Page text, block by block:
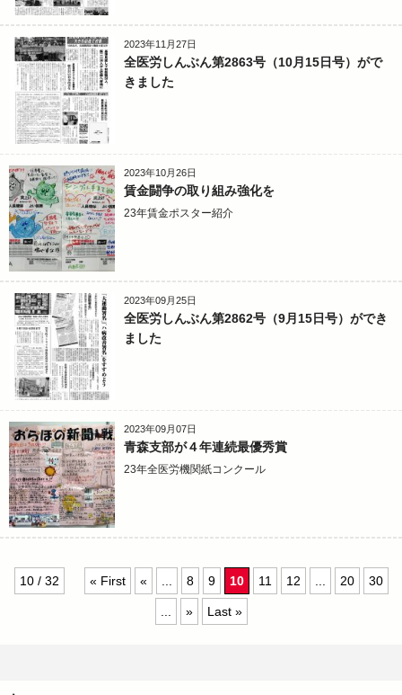
2023年11月27日
全医労しんぶん第2863号（10月15日号）がで
きました
2023年10月26日
賃金闘争の取り組み強化を
23年賃金ポスター紹介
2023年09月25日
全医労しんぶん第2862号（9月15日号）ができ
ました
2023年09月07日
青森支部が４年連続最優秀賞
23年全医労機関紙コンクール
10 / 32 « First « 8 9 10 11 12 20 30
» Last »